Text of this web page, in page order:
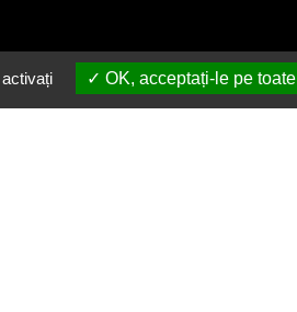
OK, acceptați-le pe toate